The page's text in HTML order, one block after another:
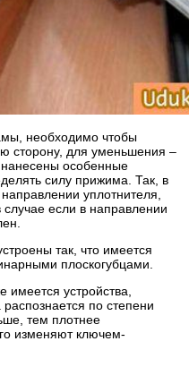
необходимо чтобы
сторону, для уменьшения –
нанесены особенные
силу прижима. Так, в
уплотнителя,
если в направлении
так, что имеется
плоскогубцами.
имеется устройства,
по степени
тем плотнее
изменяют ключем-